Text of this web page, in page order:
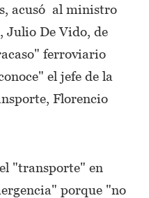
acusó al ministro
Julio De Vido, de
ferroviario
el jefe de la
Florencio
"transporte" en
porque "no